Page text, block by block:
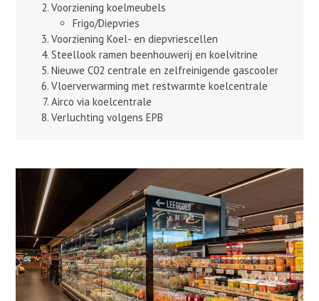
Voorziening koelmeubels
Frigo/Diepvries
Voorziening Koel- en diepvriescellen
Steellook ramen beenhouwerij en koelvitrine
Nieuwe C02 centrale en zelfreinigende gascooler
Vloerverwarming met restwarmte koelcentrale
Airco via koelcentrale
Verluchting volgens EPB